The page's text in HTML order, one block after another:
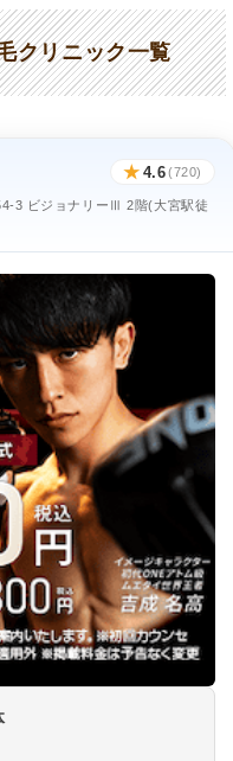
クリニック一覧
★ 4.6(720)
3 ビジョナリーⅢ 2階(大宮駅徒